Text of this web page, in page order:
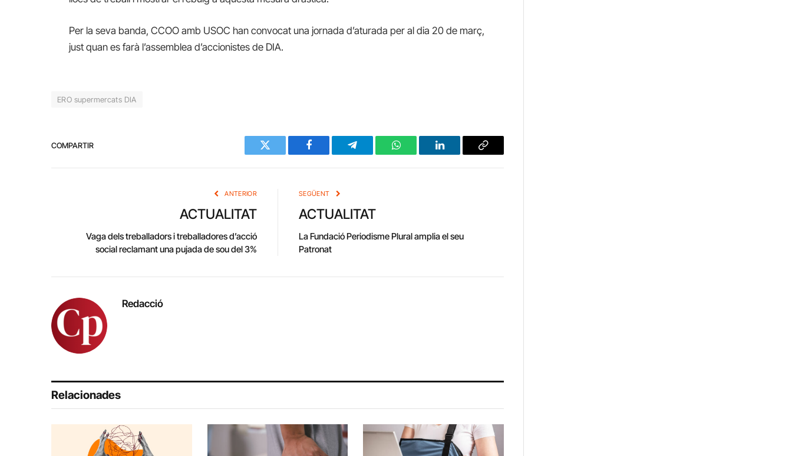
Per la seva banda, CCOO amb USOC han convocat una jornada d’aturada per al dia 20 de març,
just quan es farà l’assemblea d’accionistes de DIA.
ERO supermercats DIA
COMPARTIR
Twitter Facebook Telegram WhatsAppLinkedIn Copy
ANTERIOR
ACTUALITAT
Vaga dels treballadors i treballadores d’acció
social reclamant una pujada de sou del 3%
SEGÜENT
ACTUALITAT
La Fundació Periodisme Plural amplia el seu
Patronat
Redacció
Relacionades